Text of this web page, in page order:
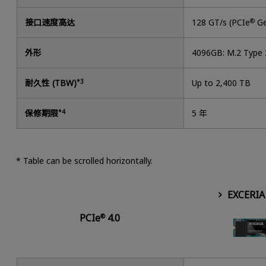
接口速度高达 128 GT/s (PCIe®
外形 4096GB: M.2 Type
耐久性 (TBW)*3 Up to 2,400 TB
保修期限*4 5 年
* Table can be scrolled horizontally.
PCIe®4.0